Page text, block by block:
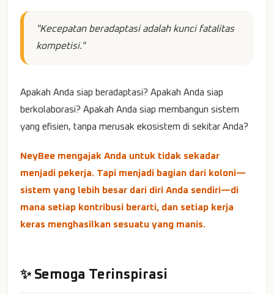
"Kecepatan beradaptasi adalah kunci fatalitas
kompetisi."
Apakah Anda siap beradaptasi? Apakah Anda siap
berkolaborasi? Apakah Anda siap membangun sistem
yang efisien, tanpa merusak ekosistem di sekitar Anda?
NeyBee mengajak Anda untuk tidak sekadar
menjadi pekerja. Tapi menjadi bagian dari koloni—
sistem yang lebih besar dari diri Anda sendiri—di
mana setiap kontribusi berarti, dan setiap kerja
keras menghasilkan sesuatu yang manis.
✨ Semoga Terinspirasi